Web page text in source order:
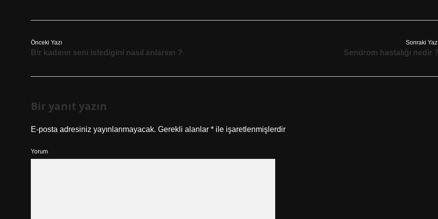
Önceki Yazı
Bir kadının seni istedigini nasıl anlarsın ?
Sonraki
Sendrom hastalığı nedir
Bir yanıt yazın
E-posta adresiniz yayınlanmayacak. Gerekli alanlar * ile işaretlenmişlerdir
Yorum